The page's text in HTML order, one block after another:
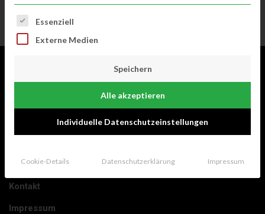
Kontakt
Impressum
Es folgt eine Liste der Service-Gruppen, für die eine
Essenziell
Externe Medien
Speichern
Alle akzeptieren
Individuelle Datenschutzeinstellungen
Cookie-Details Datenschutzerklärung Impressum